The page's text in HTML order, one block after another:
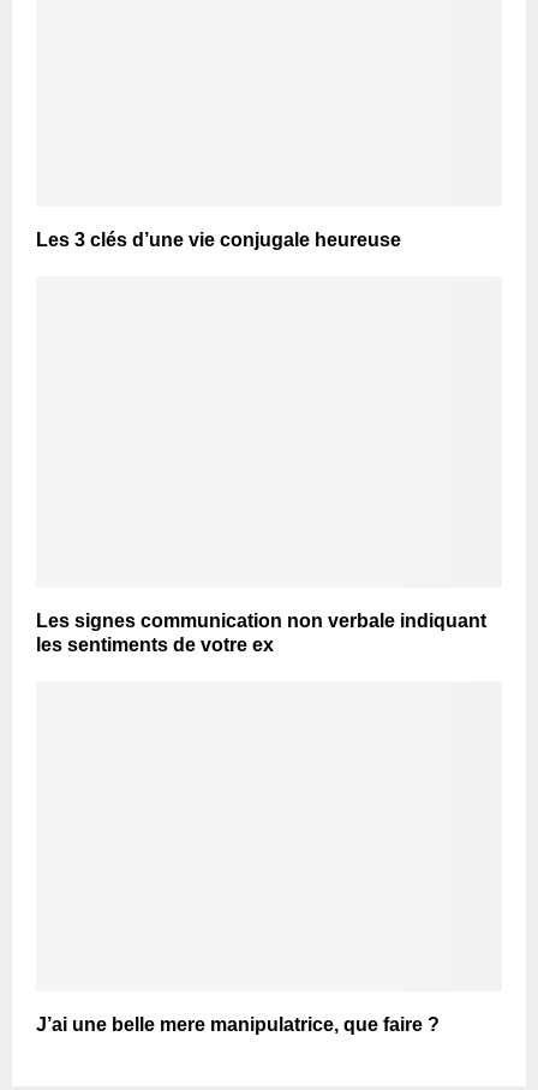
Les 3 clés d’une vie conjugale heureuse
Les signes communication non verbale indiquant
les sentiments de votre ex
J’ai une belle mere manipulatrice, que faire ?